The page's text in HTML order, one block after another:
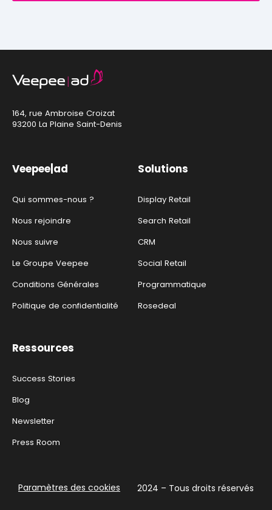
164, rue Ambroise Croizat
93200 La Plaine Saint-Denis
Veepee|ad
Qui sommes-nous ?
Nous rejoindre
Nous suivre
Le Groupe Veepee
Conditions Générales
Politique de confidentialité
Solutions
Display Retail
Search Retail
CRM
Social Retail
Programmatique
Rosedeal
Ressources
Success Stories
Blog
Newsletter
Press Room
Paramètres des cookies 2024 – Tous droits réservés